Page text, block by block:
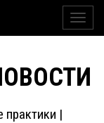
практики |